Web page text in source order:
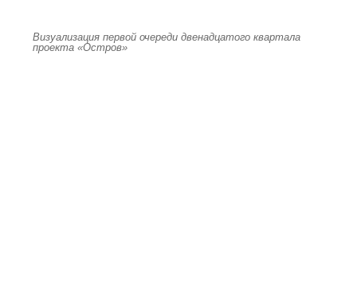
Визуализация первой очереди двенадцатого квартала
проекта «Остров»